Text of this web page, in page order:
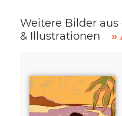
Weitere Bilder
& Illustrationen
»